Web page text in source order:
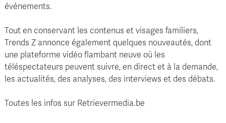
événements.
Tout en conservant les contenus et visages familiers,
Trends Z annonce également quelques nouveautés, dont
une plateforme vidéo flambant neuve où les
téléspectateurs peuvent suivre, en direct et à la demande,
les actualités, des analyses, des interviews et des débats.
Toutes les infos sur Retrievermedia.be